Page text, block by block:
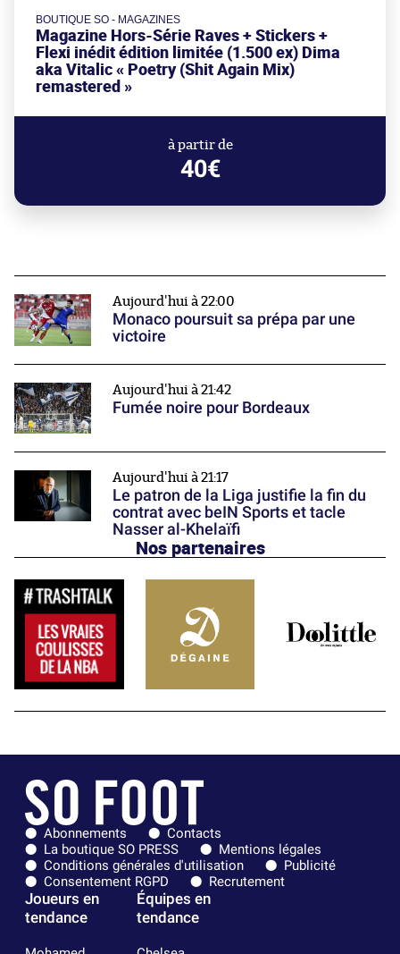
BOUTIQUE SO - MAGAZINES
Magazine Hors-Série Raves + Stickers +
Flexi inédit édition limitée (1.500 ex) Dima
aka Vitalic « Poetry (Shit Again Mix)
remastered »
à partir de
40€
Aujourd'hui à 22:00
Monaco poursuit sa prépa par une
victoire
Aujourd'hui à 21:42
Fumée noire pour Bordeaux
Aujourd'hui à 21:17
Le patron de la Liga justifie la fin du
contrat avec beIN Sports et tacle
Nasser al-Khelaïfi
Nos partenaires
Abonnements
Contacts
La boutique SO PRESS
Mentions légales
Conditions générales d'utilisation
Publicité
Consentement RGPD
Recrutement
Joueurs en
tendance
Équipes en
tendance